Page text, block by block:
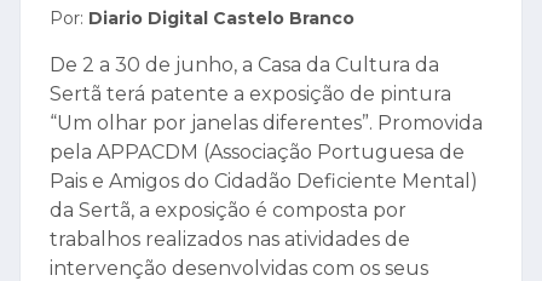
intervenção desenvolvidas com os seus
potencial artístico através de um ateliê de
Artes Plásticas.
De 2 a 30 de junho, a Casa da Cultura da
Sertã terá patente a exposição de pintura
“Um olhar por janelas diferentes”. Promovida
pela APPACDM (Associação Portuguesa de
Pais e Amigos do Cidadão Deficiente Mental)